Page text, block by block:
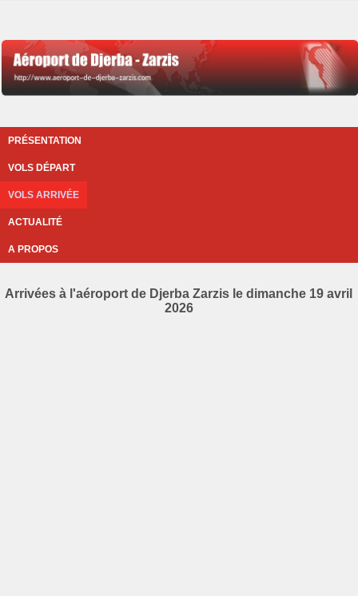
PRÉSENTATION
VOLS DÉPART
VOLS ARRIVÉE
ACTUALITÉ
A PROPOS
Arrivées à l'aéroport de Djerba Zarzis le dimanche 19 avril
2026